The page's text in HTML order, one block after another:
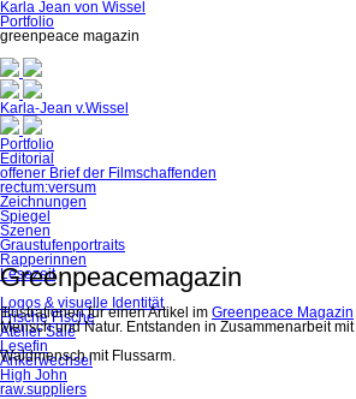
Karla Jean von Wissel
Portfolio
greenpeace magazin
Karla-Jean v.Wissel
Navigation
überspringen
Portfolio
Editorial
offener Brief der Filmschaffenden
rectum:versum
Zeichnungen
Spiegel
Szenen
Graustufenportraits
Rapperinnen
Lesezeit
Logos & visuelle Identität
Frische Fische
Atelier Salé
Lesefin
Ankerwechsel
High John
raw.suppliers
Greenpeacemagazin
Illustrationen für einen Artikel im Greenpeace Magazin
Mensch und Natur. Entstanden in Zusammenarbeit mit
Waldmensch mit Flussarm.